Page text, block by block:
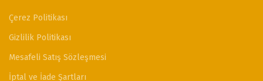
Çerez Politikası
Gizlilik Politikası
Mesafeli Satış Sözleşmesi
İptal ve İade Şartları